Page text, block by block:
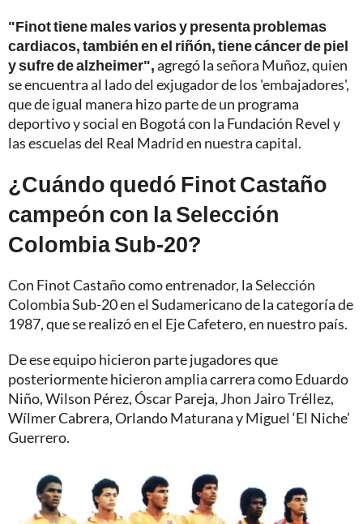
"Finot tiene males varios y presenta problemas
cardiacos, también en el riñón, tiene cáncer de piel
y sufre de alzheimer",agregó la señora Muñoz, quien
se encuentra al lado del exjugador de los 'embajadores',
que de igual manera hizo parte de un programa
deportivo y social en Bogotá con la Fundación Revel y
las escuelas del Real Madrid en nuestra capital.
¿Cuándo quedó Finot Castaño
campeón con la Selección
Colombia Sub-20?
Con Finot Castaño como entrenador, la Selección
Colombia Sub-20 en el Sudamericano de la categoría de
1987, que se realizó en el Eje Cafetero, en nuestro país.
De ese equipo hicieron parte jugadores que
posteriormente hicieron amplia carrera como Eduardo
Niño, Wilson Pérez, Óscar Pareja, Jhon Jairo Tréllez,
Wílmer Cabrera, Orlando Maturana y Miguel ‘El Niche’
Guerrero.